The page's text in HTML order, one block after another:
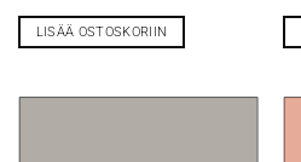
LISÄÄ OSTOSKORIIN